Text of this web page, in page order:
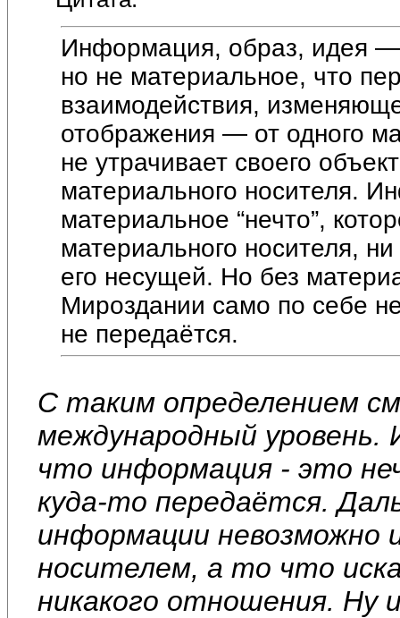
Информация, образ, идея
но не материальное, что
взаимодействия,
отображения — от одного
не утрачивает своего
материального носителя.
материальное “нечто”,
материального носителя,
его несущей. Но без
Мироздании само по себе
не передаётся.
С таким определением
международный уровень.
что информация - это
куда-то передаётся.
информации невозможно
носителем, а то что
никакого отношения. Ну